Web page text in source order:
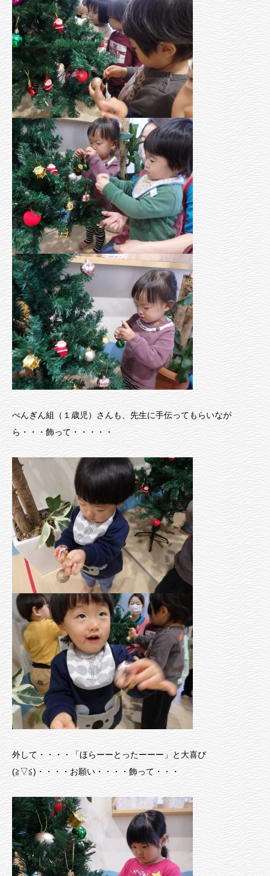
ぺんぎん組（１歳児）さんも、先生に手伝ってもらいなが
ら・・・飾って・・・・・
外して・・・・「ほらーーとったーーー」と大喜び
(≧▽≦)・・・・お願い・・・・飾って・・・